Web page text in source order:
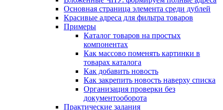
Основная страница элемента среди дублей
Красивые адреса для фильтра товаров
Примеры
Каталог товаров на простых
компонентах
Как массово поменять картинки в
товарах каталога
Как добавить новость
Как закрепить новость наверху списка
Организация проверки без
документооборота
Практические задания